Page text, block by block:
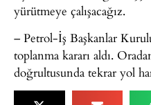
yürütmeye çalışacağız.
– Petrol-İş Başkanlar
toplanma kararı aldı.
doğrultusunda tekrar yol